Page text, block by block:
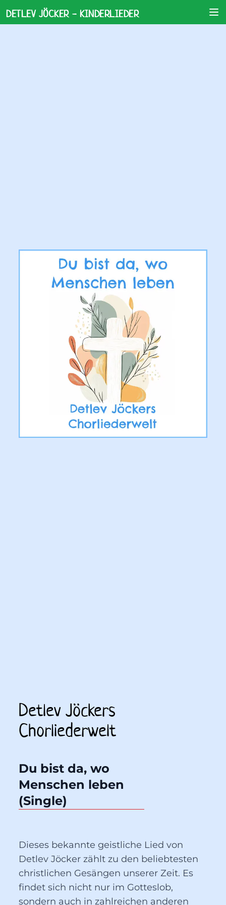
DETLEV JÖCKER - KINDERLIEDER
Detlev Jöckers
Chorliederwelt
Du bist da, wo
Menschen leben
(Single)
Dieses bekannte geistliche Lied von
Detlev Jöcker zählt zu den beliebtesten
christlichen Gesängen unserer Zeit. Es
findet sich nicht nur im Gotteslob,
sondern auch in zahlreichen anderen